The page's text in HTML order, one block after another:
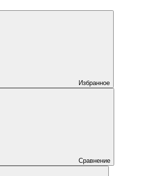
Избранное
Сравнение